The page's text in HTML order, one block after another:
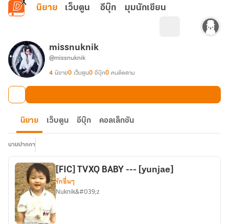
ข้ามไปยังเนื้อหาหลัก
นิยาย เว็บตูน อีบุ๊ก มุมนักเขียน
missnuknik
@missnuknik
4 นิยาย0 เว็บตูน0 อีบุ๊ก0 คนติดตาม
นิยาย เว็บตูน อีบุ๊ก คอลเล็กชัน
นามปากกา
[FIC] TVXQ BABY --- [yunjae]
รักอื่นๆ
Nuknik&#039;z